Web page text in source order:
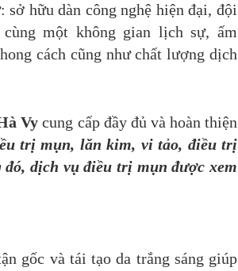
hữu dàn công nghệ hiện đại, đội
một không gian lịch sự, ấm
cách cũng như chất lượng dịch
Vy cung cấp đầy đủ và hoàn thiện
trị mụn, lăn kim, vi tảo, điều trị
đó, dịch vụ điều trị mụn được xem
gốc và tái tạo da trắng sáng giúp